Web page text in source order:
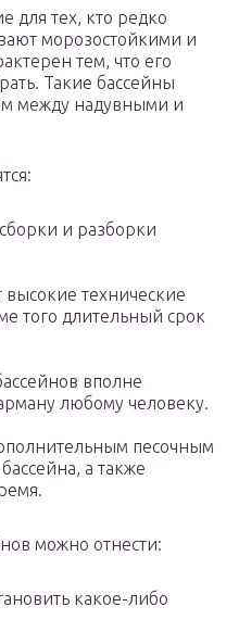
для тех, кто редко
морозостойкими и
тем, что его
Такие бассейны
между надувными и
и разборки
технические
того длительный срок
вполне
любому человеку.
песочным
а также
можно отнести:
какое-либо